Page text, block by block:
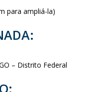
para ampliá-la)
– Distrito Federal